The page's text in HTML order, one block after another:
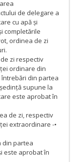
de delegare a
cu apă și
completările
ordinea de zi
zi respectiv
ordinare din
întrebări din partea
supune la
este aprobat în
de zi, respectiv
extraordinare -•
din partea
este aprobat în